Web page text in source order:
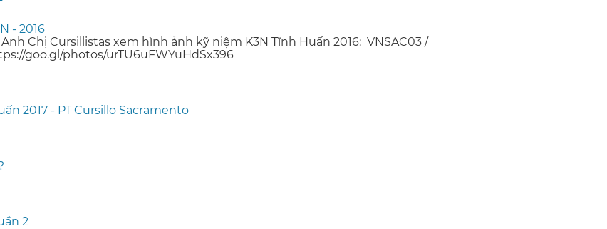
- 2016
Chị Cursillistas xem hình ảnh kỹ niệm K3N Tĩnh Huấn 2016: VNSAC03 /
goo.gl/photos/urTU6uFWYuHdSx396
2017 - PT Cursillo Sacramento
2